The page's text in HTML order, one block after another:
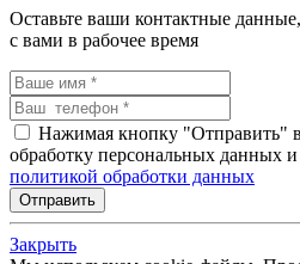
Оставьте ваши контактные
с вами в рабочее время
Нажимая кнопку "Отправить"
обработку персональных данных и
политикой обработки данных
Закрыть